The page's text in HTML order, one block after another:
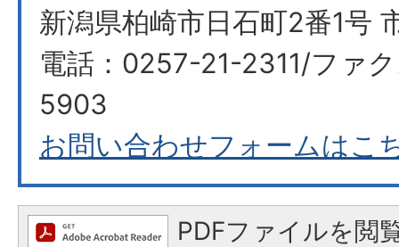
新潟県柏崎市日石町2番1号
電話：0257-21-2311/ファ
5903​​​​​​​
お問い合わせフォームはこ
PDFファイルを閲